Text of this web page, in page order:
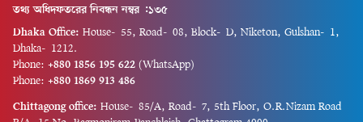
তথ্য অধিদফতরের নিবন্ধন নম্বর :১৩৫
Dhaka Office: House-55, Road-08, Block-D, Niketon, Gulshan-1,
Dhaka-1212.
Phone: +880 1856 195 622 (WhatsApp)
Phone: +880 1869 913 486
Chittagong office: House-85/A, Road-7, 5th Floor, O.R.Nizam Road